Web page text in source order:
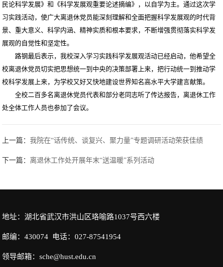
民论科学发展》和《科学发展观重要论述摘编》，以自学为主。通过这次学
习实践活动，使广大离退休党员能深刻理解和全面把握科学发展观的时代背
景、重大意义、科学内涵、精神实质和根本要求，不断增强贯彻落实科学发
展观的自觉性和坚定性。
路钢最后表示，我校深入学习实践科学发展观活动已经启动，他希望全
校离退休党员切实把思想统一到中央的决策部署上来，把行动统一到推动学
校科学发展上来，为学校又好又快地建设世界知名高水平大学建言献策。
全校二百多名离退休党员代表和部分老同志听了传达报告，离退休工作
处全体工作人员也参加了会议。
上一篇：我院在“话传统、谈复兴、聚力量”专题调研活动荣获佳绩
下一篇： 离退休工作处开展年末“送温暖”系列活动
地址：湖北省武汉市洪山区珞喻路1037号西六楼
邮编：430074 电话：027-87541954
领导邮箱：sche@hust.edu.cn